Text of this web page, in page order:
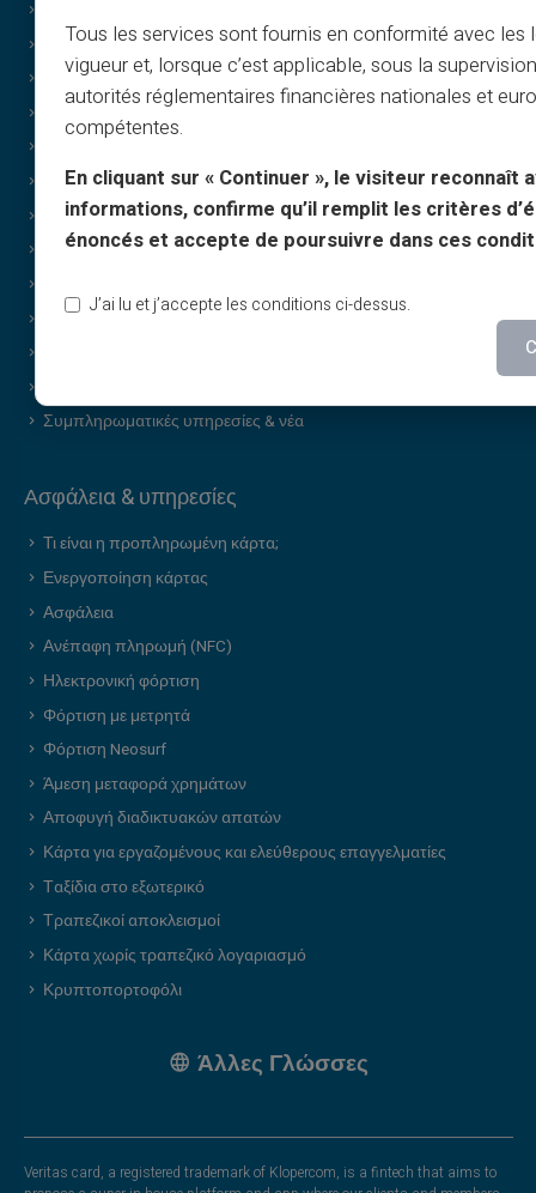
3D Secure
Προσφορές
Ειδικές προσφορές
Δώρα
Ειδική προσφορά cashback
Χωρίς απόδειξη εισοδήματος
Κοινοποίηση
Συμπληρωματικές υπηρεσίες & νέα
Ασφάλεια & υπηρεσίες
Τι είναι η προπληρωμένη κάρτα;
Ενεργοποίηση κάρτας
Ασφάλεια
Ανέπαφη πληρωμή (NFC)
Ηλεκτρονική φόρτιση
Φόρτιση με μετρητά
Φόρτιση Neosurf
Άμεση μεταφορά χρημάτων
Αποφυγή διαδικτυακών απατών
Κάρτα για εργαζομένους και ελεύθερους επαγγελματίες
Ταξίδια στο εξωτερικό
Τραπεζικοί αποκλεισμοί
Κάρτα χωρίς τραπεζικό λογαριασμό
Κρυπτοπορτοφόλι
Άλλες Γλώσσες
Veritas card, a registered trademark of Klopercom, is a fintech that aims to
Tous les services sont fournis en conformité avec les
vigueur et, lorsque c’est applicable, sous la
autorités réglementaires financières nationales et
compétentes.
En cliquant sur « Continuer », le visiteur reconnaît
informations, confirme qu’il remplit les critères
énoncés et accepte de poursuivre dans ces
J’ai lu et j’accepte les conditions ci-dessus.